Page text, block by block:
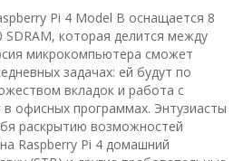
Pi 4 Model B оснащается 8
которая делится между
микрокомпьютера сможет
задачах: ей будут по
вкладок и работа с
офисных программах. Энтузиасты
раскрытию возможностей
Raspberry Pi 4 домашний